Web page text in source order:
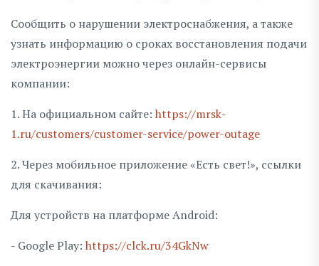
Сообщить о нарушении электроснабжения, а также
узнать информацию о сроках восстановления подачи
электроэнергии можно через онлайн-сервисы
компании:
1. На официальном сайте: https://mrsk-
1.ru/customers/customer-service/power-outage
2. Через мобильное приложение «Есть свет!», ссылки
для скачивания:
Для устройств на платформе Android:
- Google Play: https://clck.ru/34GkNw